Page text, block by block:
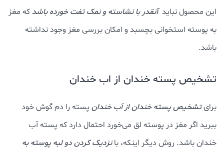
این محصول نباید آنقدر با نشاسته و نمک تفت خورده باشدکه مغز
به پوسته استخوانی بچسبد و امکان بررسی مغز وجود نداشته
باشد.
تشخیص پسته خندان از اب خندان
برایتشخیص پسته خندان از آب خندان پسته را دم گوش خود
ببرید اگر مغز در پوسته لق می‌خورد احتمال دارد که پسته آب
خندان باشد. روش دیگر اینکه، بانزدیک کردن دو لبه پوسته به